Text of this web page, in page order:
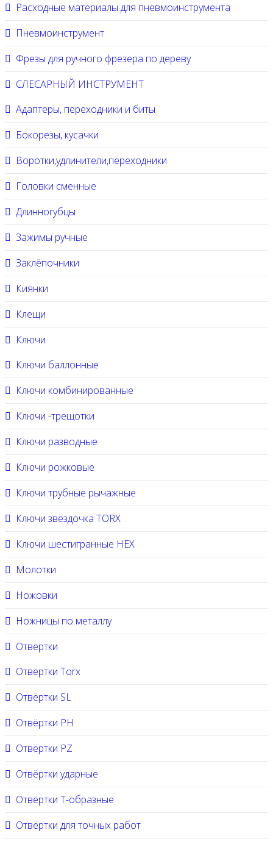
Расходные материалы для пневмоинструмента
Пневмоинструмент
Фрезы для ручного фрезера по дереву
СЛЕСАРНЫЙ ИНСТРУМЕНТ
Адаптеры, переходники и биты
Бокорезы, кусачки
Воротки,удлинители,переходники
Головки сменные
Длинногубцы
Зажимы ручные
Заклёпочники
Киянки
Клещи
Ключи
Ключи баллонные
Ключи комбинированные
Ключи -трещотки
Ключи разводные
Ключи рожковые
Ключи трубные рычажные
Ключи звёздочка TORX
Ключи шестигранные HEX
Молотки
Ножовки
Ножницы по металлу
Отвёртки
Отвёртки Torx
Отвёртки SL
Отвёртки PH
Отвёртки PZ
Отвёртки ударные
Отвёртки Т-образные
Отвёртки для точных работ